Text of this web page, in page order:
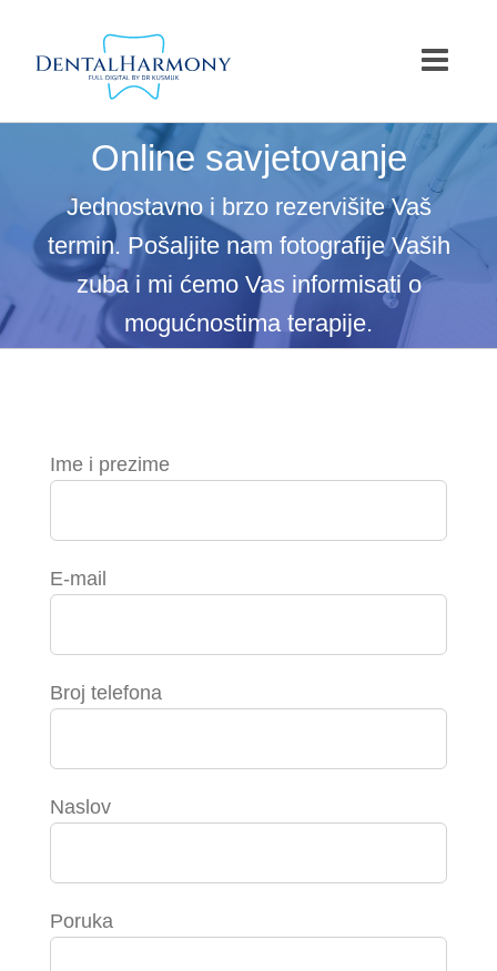
content
Online savjetovanje
Jednostavno i brzo rezervišite Vaš
termin. Pošaljite nam fotografije Vaših
zuba i mi ćemo Vas informisati o
mogućnostima terapije.
Ime i prezime
E-mail
Broj telefona
Naslov
Poruka